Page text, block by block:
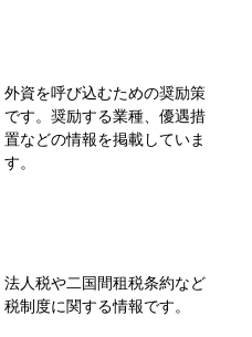
外資を呼び込むための奨励策
です。奨励する業種、優遇措
置などの情報を掲載していま
す。
法人税や二国間租税条約など
税制度に関する情報です。